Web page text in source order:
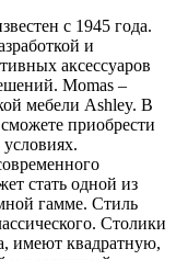
с 1945 года.
и
аксессуаров
Momas –
мебели Ashley. В
приобрести
стать одной из
гамме. Стиль
Столики
имеют квадратную,